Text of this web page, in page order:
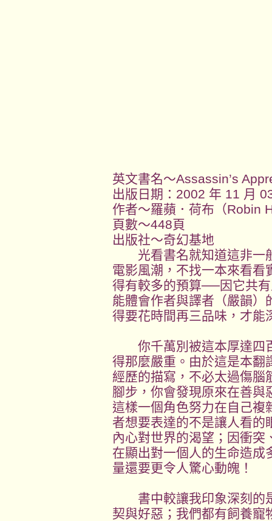
英文書名～Assassin’s
出版日期：2002 年 11 月
作者～羅蘋．荷布（Robin
頁數～448頁
出版社～奇幻基地
光看書名就知道這非一
電影風潮，不找一本來看看
得有較多的預算──因它共
能體會作者與譯者（嚴韻）
得要花時間再三品味，才能
你千萬別被這本厚達四
得那麼嚴重。由於這是本翻
經歷的描寫，不必太過傷腦
腳步，你會發現原來在善與
這樣一個角色努力在自己
者想要表達的不是讓人看的
內心對世界的渴望；因衝突
在顯出對一個人的生命造成
量還要更令人驚心動魄！
書中較讓我印象深刻的
契與好惡；我們都有飼養寵